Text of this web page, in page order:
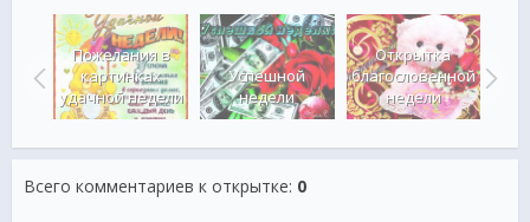
Пожелания в
картинках
удачной недели
Успешной
недели
Открытка
благословенной
недели
Всего комментариев к открытке: 0